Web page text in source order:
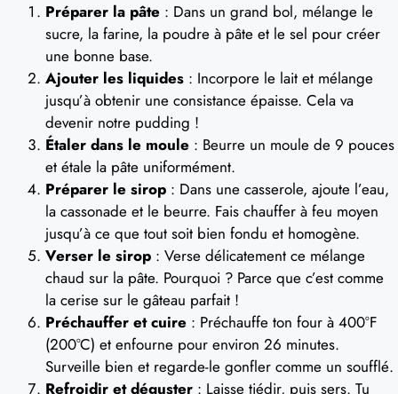
Préparer la pâte : Dans un grand bol, mélange le
sucre, la farine, la poudre à pâte et le sel pour créer
une bonne base.
Ajouter les liquides : Incorpore le lait et mélange
jusqu’à obtenir une consistance épaisse. Cela va
devenir notre pudding !
Étaler dans le moule : Beurre un moule de 9 pouces
et étale la pâte uniformément.
Préparer le sirop : Dans une casserole, ajoute l’eau,
la cassonade et le beurre. Fais chauffer à feu moyen
jusqu’à ce que tout soit bien fondu et homogène.
Verser le sirop : Verse délicatement ce mélange
chaud sur la pâte. Pourquoi ? Parce que c’est comme
la cerise sur le gâteau parfait !
Préchauffer et cuire : Préchauffe ton four à 400°F
(200°C) et enfourne pour environ 26 minutes.
Surveille bien et regarde-le gonfler comme un soufflé.
Refroidir et déguster : Laisse tiédir, puis sers. Tu